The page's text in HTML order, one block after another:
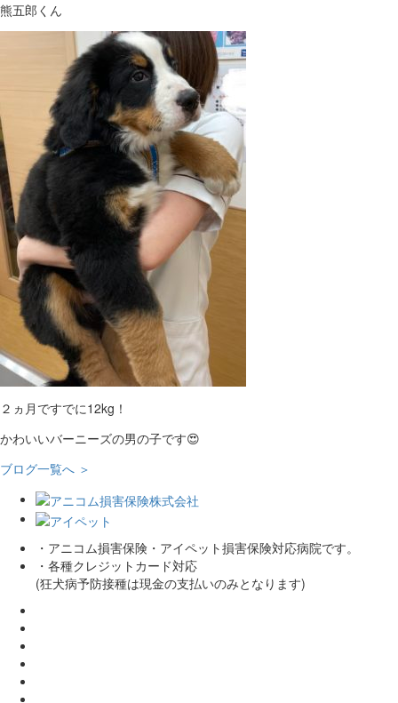
熊五郎くん
２ヵ月ですでに12kg！
かわいいバーニーズの男の子です😍
ブログ一覧へ ＞
・アニコム損害保険・アイペット損害保険対応病院です。
・各種クレジットカード対応
(狂犬病予防接種は現金の支払いのみとなります)